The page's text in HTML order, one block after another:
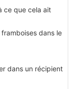
ce que cela ait
dans le
dans un récipient